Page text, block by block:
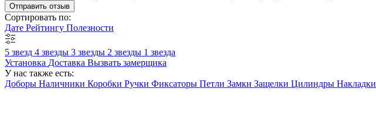
Отправить отзыв
Сортировать по:
Дате Рейтингу Полезности
5 звезд 4 звезды 3 звезды 2 звезды 1 звезда
Установка Доставка Вызвать замерщика
У нас также есть:
Доборы Наличники Коробки Ручки Фиксаторы Петли Замки Защелки Цилиндры Накладки